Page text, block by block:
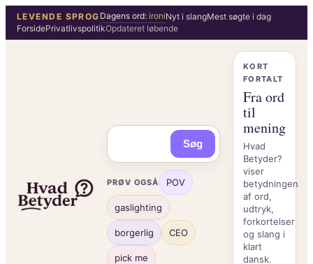
Spring
LEVENDE SPROG Dagens ord: ironiNyt i slangMest søgte i dag
ForsidePrivatlivspolitikOpdateret løbende
Søg
PRØV OGSÅ POV
gaslighting
borgerlig CEO
pick me
KORT
FORTALT
Fra ord
til
mening
Hvad
Betyder?
viser
betydningen
af ord,
udtryk,
forkortelser
og slang i
klart
dansk.